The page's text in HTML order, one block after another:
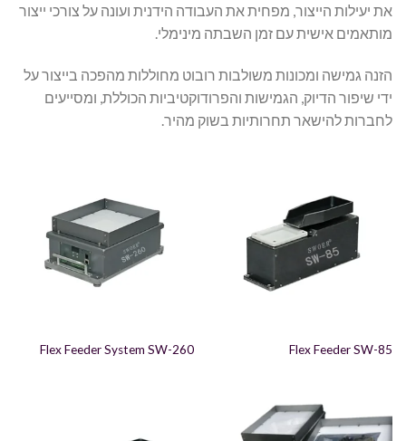
את יעילות הייצור, מפחית את העבודה הידנית ועונה על צורכי ייצור
מותאמים אישית עם זמן השבתה מינימלי.
הזנה גמישה ומכונות משולבות רובוט מחוללות מהפכה בייצור על
ידי שיפור הדיוק, הגמישות והפרודוקטיביות הכוללת, ומסייעים
לחברות להישאר תחרותיות בשוק מהיר.
Flex Feeder SW-85
Flex Feeder System SW-260